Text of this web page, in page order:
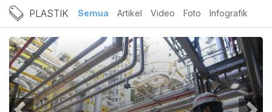
PLASTIK: Berita Plastik
PLASTIK Semua Artikel Video Foto Infografik